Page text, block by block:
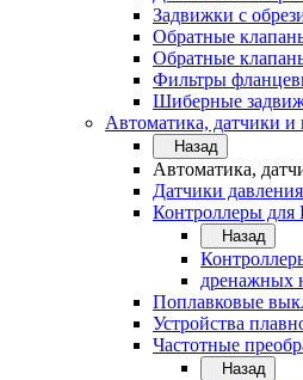
Задвижки с
Обратные
Обратные
Фильтры
Шиберные
Автоматика, датчики
Назад
Автоматика,
Датчики давления
Контроллеры
Назад
дренажных
Поплавковые
Устройства
Частотные
Назад